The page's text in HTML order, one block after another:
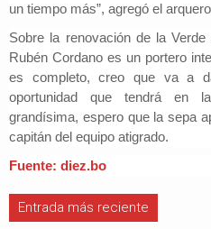
un tiempo más”, agregó el
Sobre la renovación de la
Rubén Cordano es un portero
es completo, creo que va a
oportunidad que tendrá en
grandísima, espero que la sepa
capitán del equipo atigrado.
Fuente: diez.bo
Entrada más reciente